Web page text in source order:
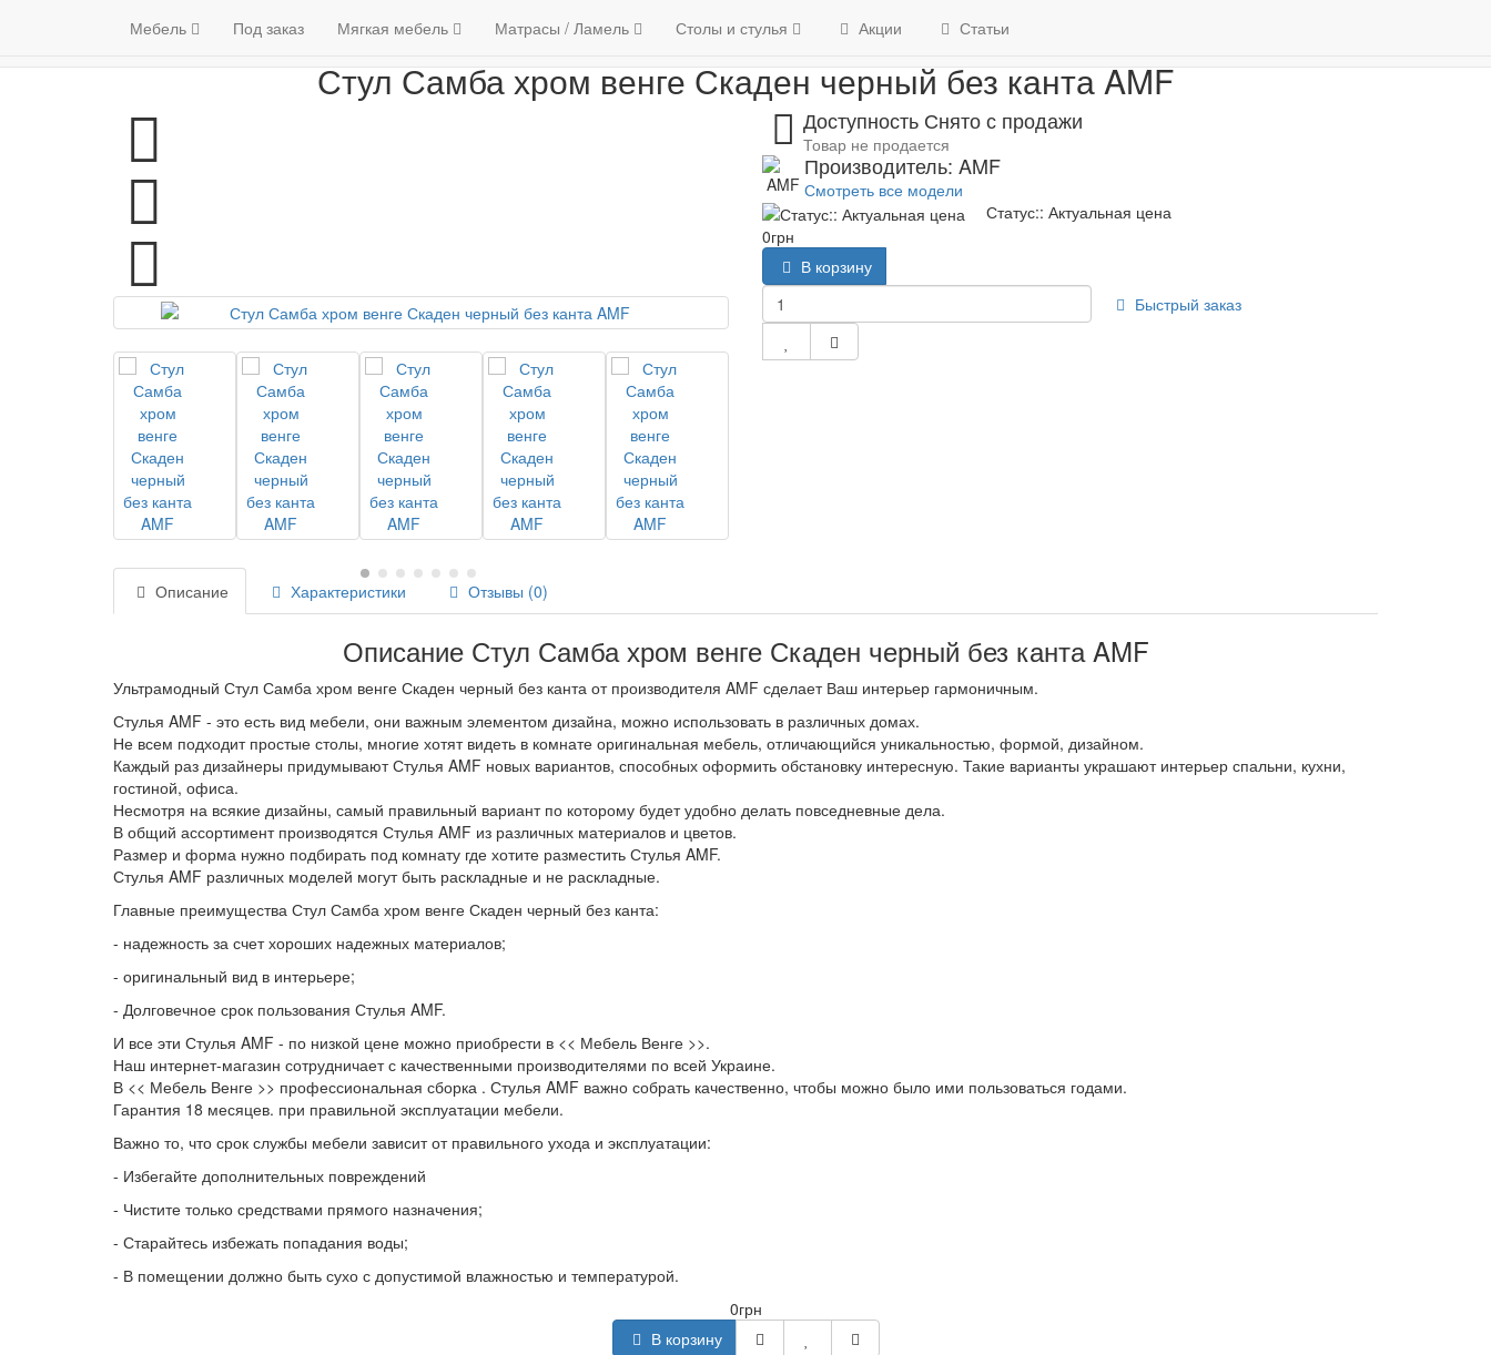
Мебель Венге (098) 79 39 176 Контакты
Мебель Под заказ Мягкая мебель Матрасы / Ламель Столы и стулья Акции Статьи
Столы и стулья Стулья Стул Самба хром венге Скаден черный без канта
Стул Самба хром венге Скаден черный без канта AMF
Доступность Снято с продажи
Товар не продается
Производитель: AMF
Смотреть все модели
Статус:: Актуальная цена
0грн
В корзину
Быстрый заказ
Описание Характеристики Отзывы (0)
Описание Стул Самба хром венге Скаден черный без канта AMF
Ультрамодный Стул Самба хром венге Скаден черный без канта от производителя AMF сделает Ваш интерьер гармоничным.
Стулья AMF - это есть вид мебели, они важным элементом дизайна, можно использовать в различных домах.
Не всем подходит простые столы, многие хотят видеть в комнате оригинальная мебель, отличающийся уникальностью, формой, дизайном.
Каждый раз дизайнеры придумывают Стулья AMF новых вариантов, способных оформить обстановку интересную. Такие варианты украшают интерьер спальни, кухни,
гостиной, офиса.
Несмотря на всякие дизайны, самый правильный вариант по которому будет удобно делать повседневные дела.
В общий ассортимент производятся Стулья AMF из различных материалов и цветов.
Размер и форма нужно подбирать под комнату где хотите разместить Стулья AMF.
Стулья AMF различных моделей могут быть раскладные и не раскладные.
Главные преимущества Стул Самба хром венге Скаден черный без канта:
- надежность за счет хороших надежных материалов;
- оригинальный вид в интерьере;
- Долговечное срок пользования Стулья AMF.
И все эти Стулья AMF - по низкой цене можно приобрести в << Мебель Венге >>.
Наш интернет-магазин сотрудничает с качественными производителями по всей Украине.
В << Мебель Венге >> профессиональная сборка . Стулья AMF важно собрать качественно, чтобы можно было ими пользоваться годами.
Гарантия 18 месяцев. при правильной эксплуатации мебели.
Важно то, что срок службы мебели зависит от правильного ухода и эксплуатации:
- Избегайте дополнительных повреждений
- Чистите только средствами прямого назначения;
- Старайтесь избежать попадания воды;
- В помещении должно быть сухо с допустимой влажностью и температурой.
0грн
В корзину